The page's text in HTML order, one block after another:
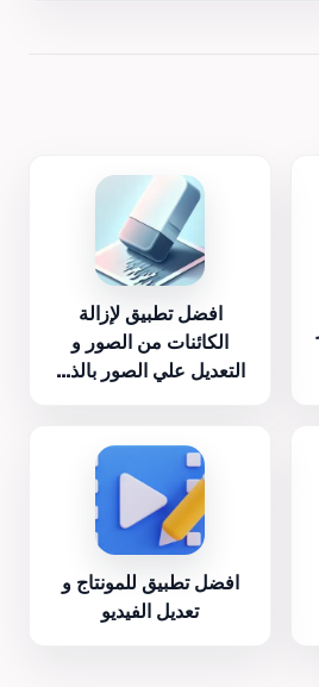
افضل تطبيق لإزالة
الكائنات من الصور و
التعديل علي الصور بالذ...
افضل تطبيق للمونتاج و
تعديل الفيديو